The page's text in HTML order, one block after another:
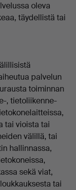
oleva
täydellistä tai
palvelun
toiminnan
, tietoliikenne-
tai vioista tai
välillä, tai
hallinnassa,
sekä viat,
tai